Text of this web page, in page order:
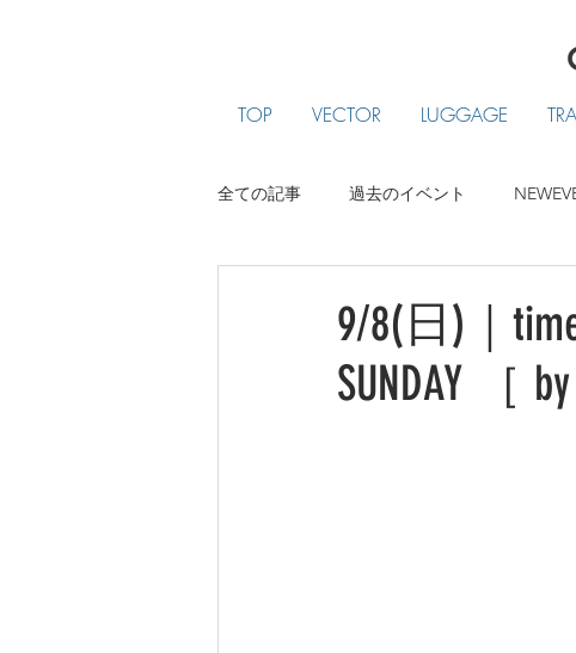
TOP VECTOR LUGGAGE
全ての記事 過去のイベント
9/8(日)｜
SUNDAY ［